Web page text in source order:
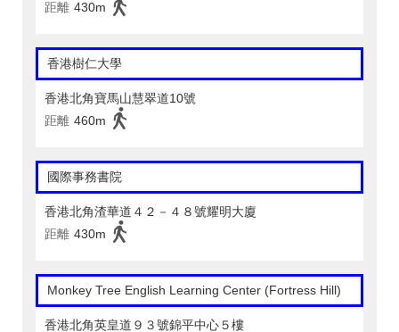
距離 430m
香港樹仁大學
香港北角寶馬山慧翠道10號
距離 460m
國際事務書院
香港北角渣華道４２－４８號耀明大廈
距離 430m
Monkey Tree English Learning Center (Fortress Hill)
香港北角英皇道９３號錦平中心５樓